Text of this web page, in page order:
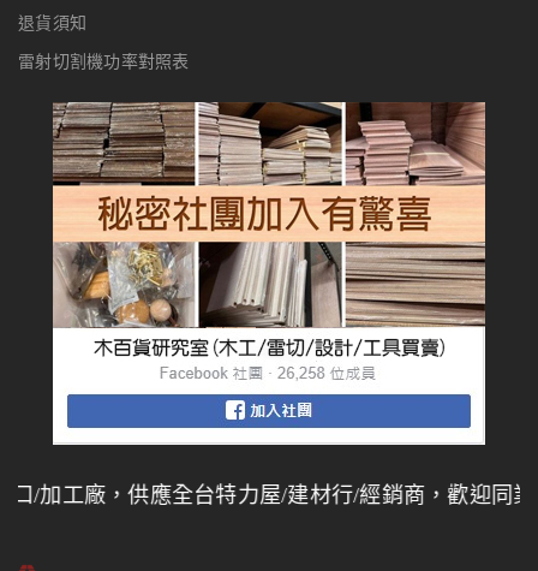
退貨須知
雷射切割機功率對照表
工廠，供應全台特力屋/建材行/經銷商，歡迎同業批發